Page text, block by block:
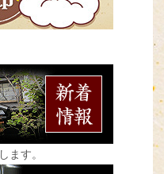
ます。